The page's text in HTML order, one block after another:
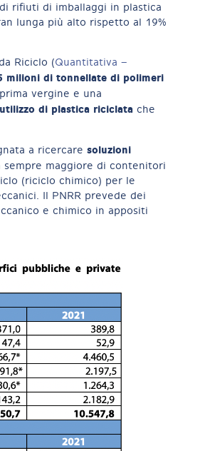
rifiuti di imballaggi in plastica
lunga più alto rispetto al 19%
Riciclo (Quantitativa –
milioni di tonnellate di polimeri
vergine e una
di plastica riciclata che
a ricercare soluzioni
maggiore di contenitori
(riciclo chimico) per le
Il PNRR prevede dei
e chimico in appositi